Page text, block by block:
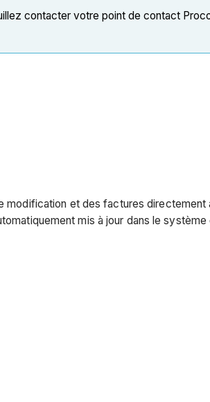
contacter votre point de contact
modification et des factures
mis à jour dans le